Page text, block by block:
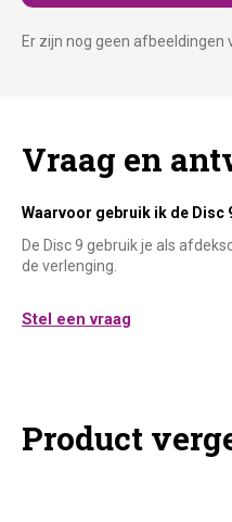
Er zijn nog geen afbeeldingen
Vraag en
Waarvoor gebruik ik de Disc
De Disc 9 gebruik je als
de verlenging.
Stel een vraag
Product